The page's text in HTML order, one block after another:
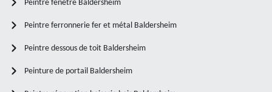
Peintre fenêtre Baldersheim
Peintre ferronnerie fer et métal Baldersheim
Peintre dessous de toit Baldersheim
Peinture de portail Baldersheim